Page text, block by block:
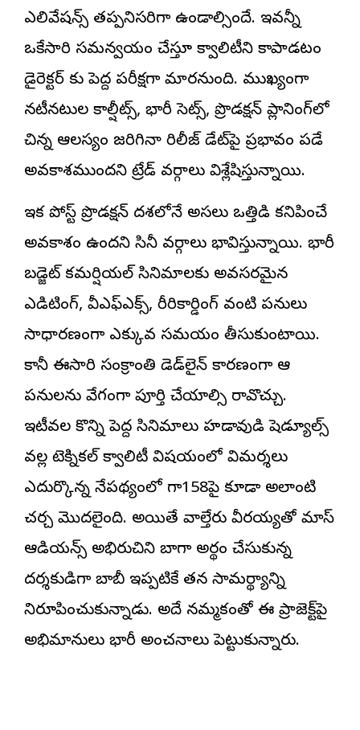
ఎలివేషన్స్ తప్పనిసరిగా ఉండాల్సిందే. ఇవన్నీ
ఒకేసారి సమన్వయం చేస్తూ క్వాలిటీని కాపాడటం
డైరెక్ట‌ర్ కు పెద్ద పరీక్షగా మారనుంది. ముఖ్యంగా
నటీనటుల కాల్షీట్స్, భారీ సెట్స్, ప్రొడక్షన్ ప్లానింగ్‌లో
చిన్న ఆలస్యం జరిగినా రిలీజ్ డేట్‌పై ప్రభావం పడే
అవకాశముందని ట్రేడ్ వర్గాలు విశ్లేషిస్తున్నాయి.
ఇక పోస్ట్ ప్రొడక్షన్ దశలోనే అసలు ఒత్తిడి కనిపించే
అవకాశం ఉందని సినీ వర్గాలు భావిస్తున్నాయి. భారీ
బడ్జెట్ కమర్షియల్ సినిమాలకు అవసరమైన
ఎడిటింగ్, వీఎఫ్ఎక్స్, రీరికార్డింగ్ వంటి పనులు
సాధారణంగా ఎక్కువ సమయం తీసుకుంటాయి.
కానీ ఈసారి సంక్రాంతి డెడ్‌లైన్ కారణంగా ఆ
పనులను వేగంగా పూర్తి చేయాల్సి రావొచ్చు.
ఇటీవల కొన్ని పెద్ద సినిమాలు హడావుడి షెడ్యూల్స్
వల్ల టెక్నికల్ క్వాలిటీ విషయంలో విమర్శలు
ఎదుర్కొన్న నేపథ్యంలో మెగా158పై కూడా అలాంటి
చర్చ మొదలైంది. అయితే వాల్తేరు వీరయ్యతో మాస్
ఆడియన్స్ అభిరుచిని బాగా అర్థం చేసుకున్న
దర్శకుడిగా బాబీ ఇప్పటికే తన సామర్థ్యాన్ని
నిరూపించుకున్నాడు. అదే నమ్మకంతో ఈ ప్రాజెక్ట్‌పై
అభిమానులు భారీ అంచనాలు పెట్టుకున్నారు.